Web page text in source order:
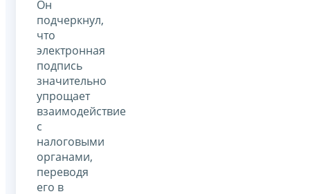
Он
подчеркнул,
что
электронная
подпись
значительно
упрощает
взаимодействие
с
налоговыми
органами,
переводя
его в